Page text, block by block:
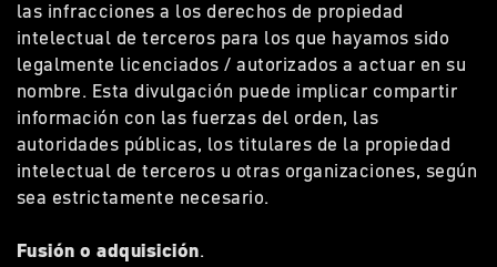
las infracciones a los derechos de propiedad
intelectual de terceros para los que hayamos sido
legalmente licenciados / autorizados a actuar en su
nombre. Esta divulgación puede implicar compartir
información con las fuerzas del orden, las
autoridades públicas, los titulares de la propiedad
intelectual de terceros u otras organizaciones, según
sea estrictamente necesario.
Fusión o adquisición.